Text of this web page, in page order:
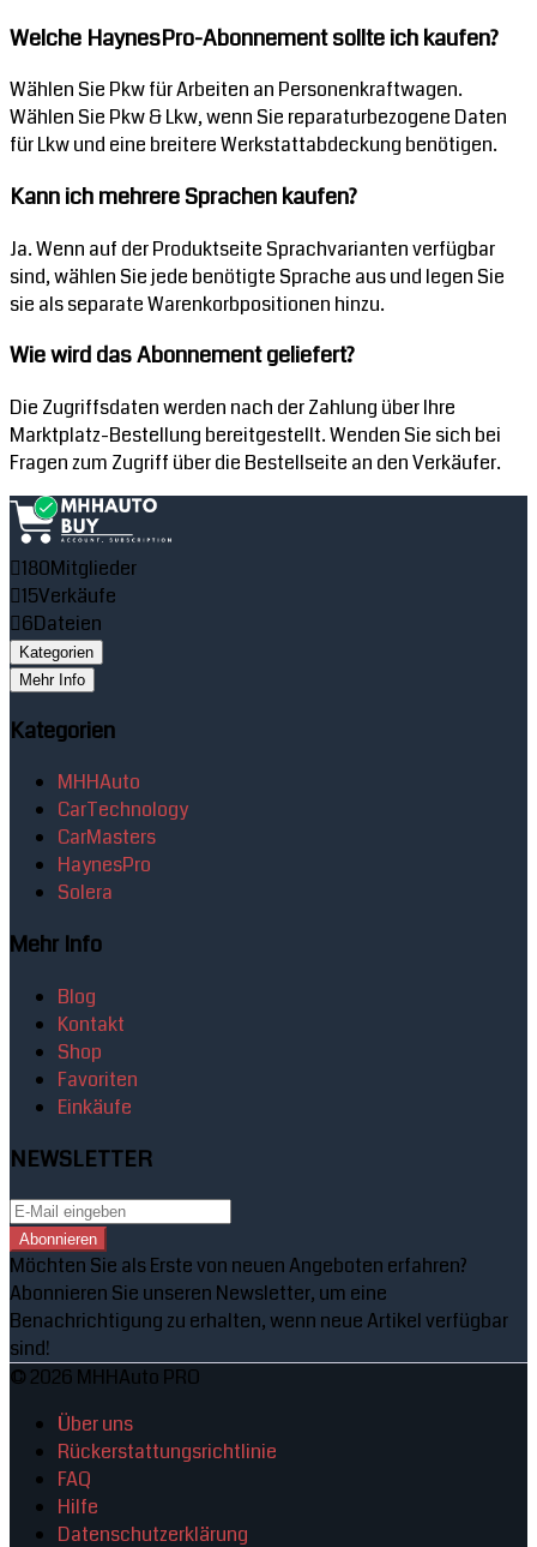
Welche HaynesPro-Abonnement sollte ich kaufen?
Wählen Sie Pkw für Arbeiten an Personenkraftwagen.
Wählen Sie Pkw & Lkw, wenn Sie reparaturbezogene Daten
für Lkw und eine breitere Werkstattabdeckung benötigen.
Kann ich mehrere Sprachen kaufen?
Ja. Wenn auf der Produktseite Sprachvarianten verfügbar
sind, wählen Sie jede benötigte Sprache aus und legen Sie
sie als separate Warenkorbpositionen hinzu.
Wie wird das Abonnement geliefert?
Die Zugriffsdaten werden nach der Zahlung über Ihre
Marktplatz-Bestellung bereitgestellt. Wenden Sie sich bei
Fragen zum Zugriff über die Bestellseite an den Verkäufer.
180Mitglieder
15Verkäufe
6Dateien
Kategorien
Mehr Info
Kategorien
MHHAuto
CarTechnology
CarMasters
HaynesPro
Solera
Mehr Info
Blog
Kontakt
Shop
Favoriten
Einkäufe
NEWSLETTER
Abonnieren
Möchten Sie als Erste von neuen Angeboten erfahren?
Abonnieren Sie unseren Newsletter, um eine
Benachrichtigung zu erhalten, wenn neue Artikel verfügbar
sind!
© 2026 MHHAuto PRO
Über uns
Rückerstattungsrichtlinie
FAQ
Hilfe
Datenschutzerklärung